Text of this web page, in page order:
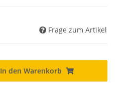
Frage zum Artikel
In den Warenkorb